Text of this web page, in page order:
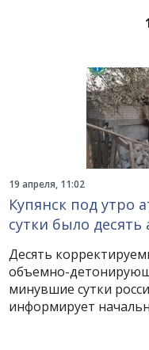
19 апреля, 11:02
Купянск под утро
сутки было
Десять
объемно-
минувшие сутки
информирует